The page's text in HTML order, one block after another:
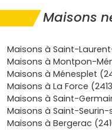
En vivant dans une
extérieurs généreux,
fibre qui se généralise
marché local
séjour, avec des biens
visibilité sur les
durée. Enfin, la
t’assure une mobilité
résidence secondaire
Maisons
Maisons à Saint-
Maisons à Montpon-
Maisons à Ménesplet
Maisons à La Force
Maisons à Saint-
Maisons à Saint-Seurin-
Maisons à Bergerac